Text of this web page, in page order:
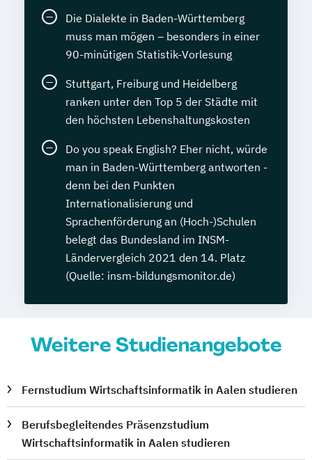
Die Dialekte in Baden-Württemberg
muss man mögen – besonders in einer
90-minütigen Statistik-Vorlesung
Stuttgart, Freiburg und Heidelberg
ranken unter den Top 5 der Städte mit
den höchsten Lebenshaltungskosten
Do you speak English? Eher nicht, würde
man in Baden-Württemberg antworten -
denn bei den Punkten
Internationalisierung und
Sprachenförderung an (Hoch-)Schulen
belegt das Bundesland im INSM-
Ländervergleich 2021 den 14. Platz
(Quelle: insm-bildungsmonitor.de)
Weitere Studienangebote
Fernstudium Wirtschaftsinformatik in Aalen studieren
Berufsbegleitendes Präsenzstudium
Wirtschaftsinformatik in Aalen studieren